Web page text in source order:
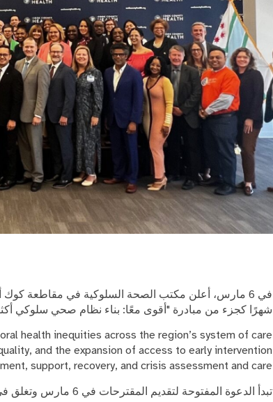
شهرًا كجزء من مبادرة "أقوى معًا: بناء نظام صحي سلوكي
health inequities across the region’s system of care
and the expansion of access to early intervention
support, recovery, and crisis assessment and care.
تبدأ الدعوة المفتوحة لتقديم المقترحات في 6 مارس وتغلق في 17 أبريل في الساعة 5 مساءً. وسيتم إخطار الفائزين في يونيو.